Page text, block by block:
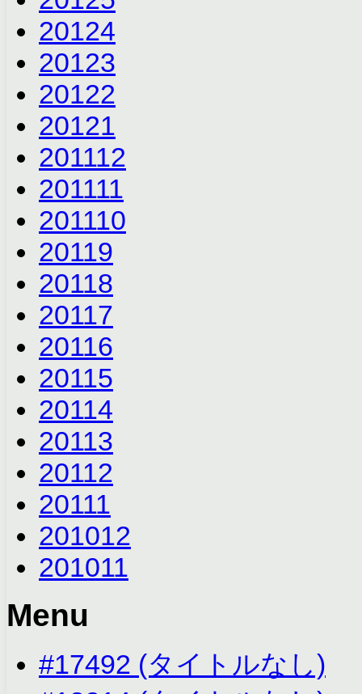
20124
20123
20122
20121
201112
201111
201110
20119
20118
20117
20116
20115
20114
20113
20112
20111
201012
201011
Menu
#17492 (タイトルなし)